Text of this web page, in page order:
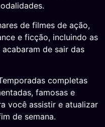
de filmes de ação,
e ficção, incluindo as
de sair das
completas
famosas e
você assistir e atualizar
de semana.